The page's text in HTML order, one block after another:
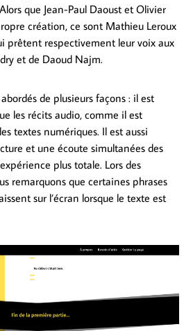
que Jean-Paul Daoust et Olivier
création, ce sont Mathieu Leroux
prêtent respectivement leur voix aux
et de Daoud Najm.
de plusieurs façons : il est
les récits audio, comme il est
textes numériques. Il est aussi
et une écoute simultanées des
plus totale. Lors des
remarquons que certaines phrases
sur l’écran lorsque le texte est